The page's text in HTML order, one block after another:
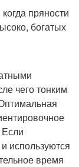
пряности
богатых
чего тонким
используются
время